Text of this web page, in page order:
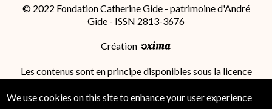
© 2022 Fondation Catherine Gide - patrimoine d'André
Gide - ISSN 2813-3676
Création
Les contenus sont en principe disponibles sous la licence
International (CC BY-SA 4.0); des conditions
We use cookies on this site to enhance your user experience